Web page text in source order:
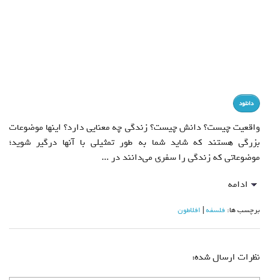
دانلود
واقعيت چيست؟ دانش چيست؟ زندگي چه معنايي دارد؟ اينها موضوعات
بزرگي هستند که شايد شما به طور تمثيلي با آنها درگير شويد؛
موضوعاتي که زندگي را سفري مي‌دانند در ...
ادامه
برچسب ها: فلسفه افلاطون
نظرات ارسال شده: